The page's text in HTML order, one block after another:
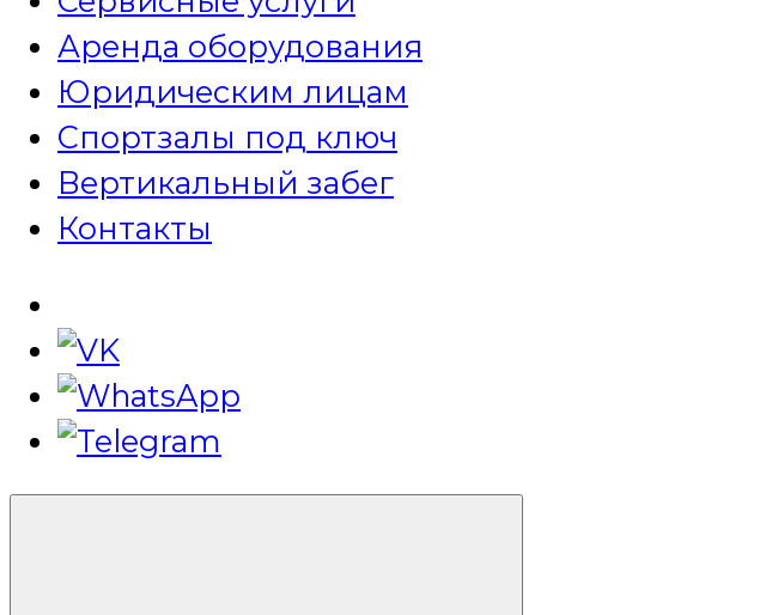
Аренда оборудования
Юридическим лицам
Спортзалы под ключ
Вертикальный забег
Контакты